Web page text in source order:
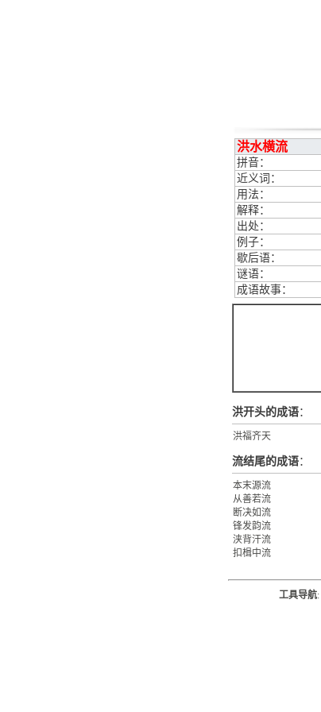
洪水横流
拼音：
近义词：
用法：
解释：
出处：
例子：
歇后语：
谜语：
成语故事：
洪开头的成语：
洪福齐天
流结尾的成语：
本末源流
从善若流
断决如流
锋发韵流
浃背汗流
扣楫中流
工具导航: